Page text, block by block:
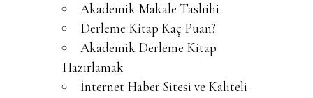
Akademik Makale Tashihi
Derleme Kitap Kaç Puan?
Akademik Derleme Kitap
Hazırlamak
İnternet Haber Sitesi ve Kaliteli